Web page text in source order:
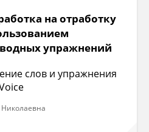
на отработку
упражнений
слов и упражнения